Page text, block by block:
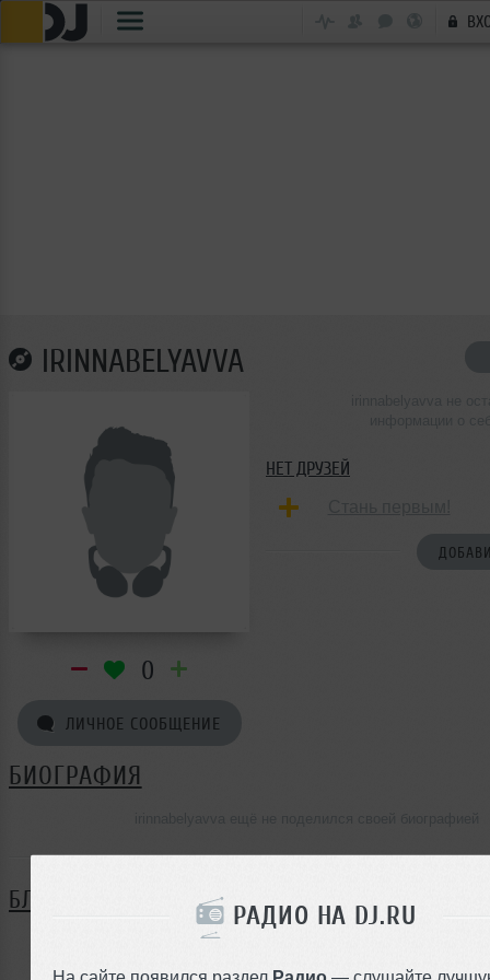
РАДИО НА DJ.RU
На сайте появился раздел Радио — слушайте
IRINNABELYAVVA
0
ЛИЧНОЕ СООБЩЕНИЕ
НЕТ ДРУЗЕЙ
БИОГРАФИЯ
БЛОГ